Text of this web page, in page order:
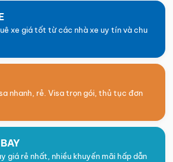
xe giá tốt từ các nhà xe uy tín và chu
nhanh, rẻ. Visa trọn gói, thủ tục đơn
giá rẻ nhất, nhiều khuyến mãi hấp dẫn